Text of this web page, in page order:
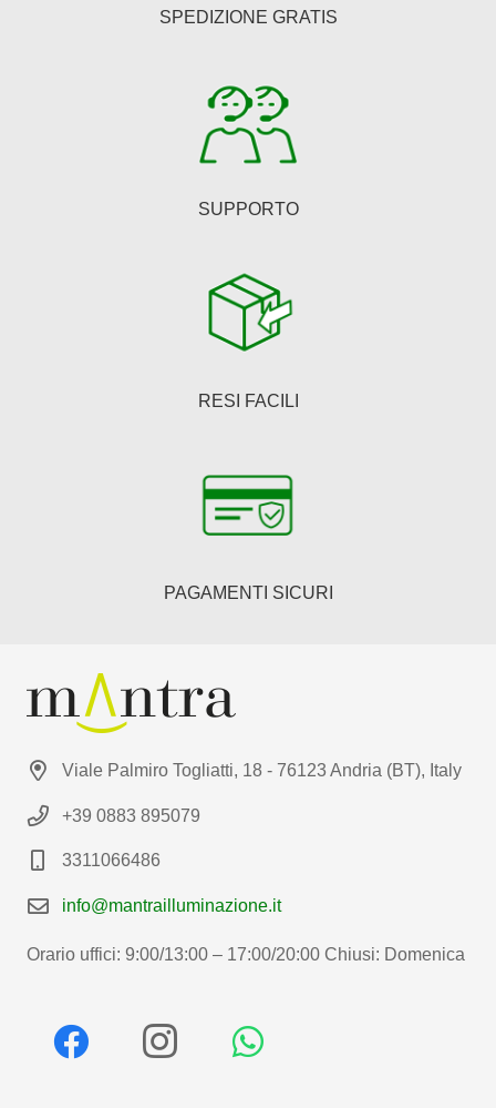
SPEDIZIONE GRATIS
SUPPORTO
RESI FACILI
PAGAMENTI SICURI
Viale Palmiro Togliatti, 18 - 76123 Andria (BT), Italy
+39 0883 895079
3311066486
info@mantrailluminazione.it
Orario uffici: 9:00/13:00 – 17:00/20:00 Chiusi: Domenica